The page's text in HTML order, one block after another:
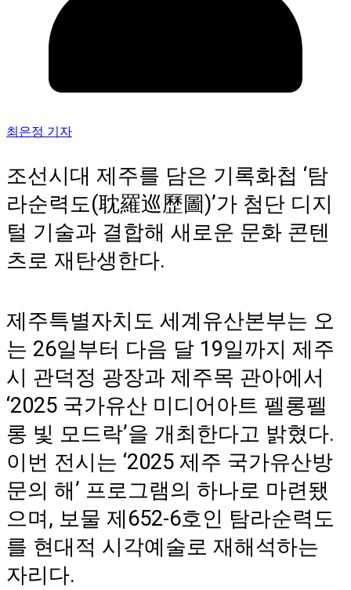
최은정 기자
조선시대 제주를 담은 기록화첩 ‘탐
라순력도(耽羅巡歷圖)’가 첨단 디지
털 기술과 결합해 새로운 문화 콘텐
츠로 재탄생한다.
제주특별자치도 세계유산본부는 오
는 26일부터 다음 달 19일까지 제주
시 관덕정 광장과 제주목 관아에서
‘2025 국가유산 미디어아트 펠롱펠
롱 빛 모드락’을 개최한다고 밝혔다.
이번 전시는 ‘2025 제주 국가유산방
문의 해’ 프로그램의 하나로 마련됐
으며, 보물 제652-6호인 탐라순력도
를 현대적 시각예술로 재해석하는
자리다.